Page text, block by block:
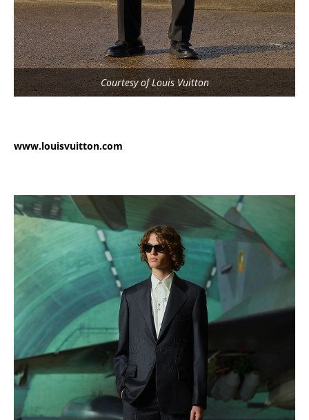
Courtesy of Louis Vuitton
www.louisvuitton.com